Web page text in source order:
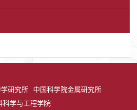
研究所
中国科学院金属研究所
科学与工程学院